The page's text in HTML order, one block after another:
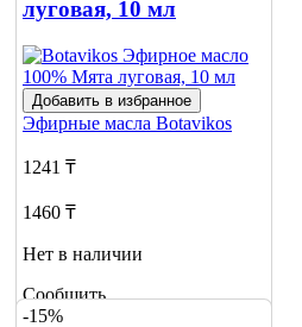
луговая, 10 мл
Добавить в избранное
Эфирные масла Botavikos
1241 ₸
1460 ₸
Нет в наличии
Сообщить
о наличии
-15%